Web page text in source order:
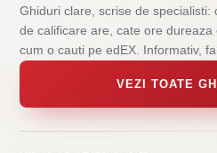
Ghiduri clare, scrise de specialisti:
de calificare are, cate ore
cum o cauti pe edEX. Informativ,
VEZI TOATE